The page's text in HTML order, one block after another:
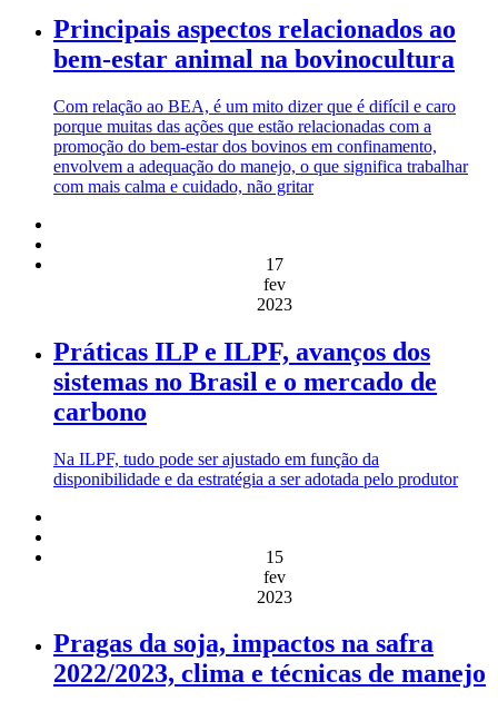
Principais aspectos relacionados ao
bem-estar animal na bovinocultura
Com relação ao BEA, é um mito dizer que é difícil e caro
porque muitas das ações que estão relacionadas com a
promoção do bem-estar dos bovinos em confinamento,
envolvem a adequação do manejo, o que significa trabalhar
com mais calma e cuidado, não gritar
17
fev
2023
Práticas ILP e ILPF, avanços dos
sistemas no Brasil e o mercado de
carbono
Na ILPF, tudo pode ser ajustado em função da
disponibilidade e da estratégia a ser adotada pelo produtor
15
fev
2023
Pragas da soja, impactos na safra
2022/2023, clima e técnicas de manejo